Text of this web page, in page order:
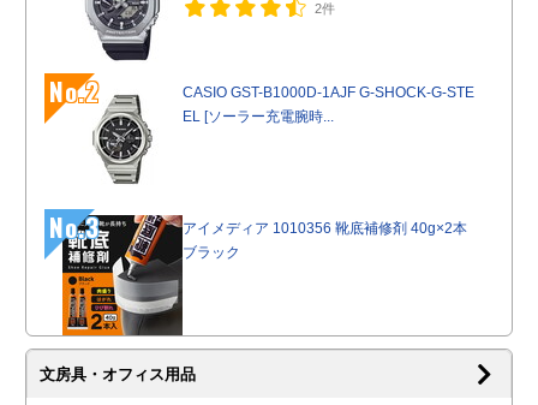
2件
No.2
CASIO GST-B1000D-1AJF G-SHOCK-G-STE
EL [ソーラー充電腕時...
No.3
アイメディア 1010356 靴底補修剤 40g×2本
ブラック
文房具・オフィス用品